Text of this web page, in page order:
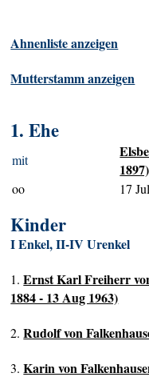
Ahnenliste anzeigen
Mutterstamm anzeigen
1. Ehe
mit
1897)
oo 17
Kinder
I Enkel, II-IV Urenkel
1.Ernst Karl Freiherr
1884 - 13 Aug 1963)
2.Rudolf von
3.Karin von